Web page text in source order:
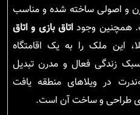
و اصولی ساخته شده و مناسب
همچنین وجود اتاق بازی و اتاق
این ملک را به یک اقامتگاه
سبک زندگی فعال و مدرن تبدیل
در ویلاهای منطقه یافت
طراحی و ساخت آن است.